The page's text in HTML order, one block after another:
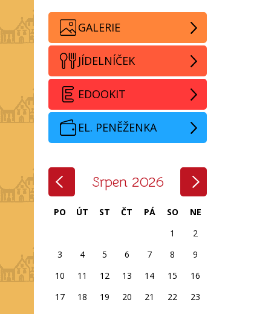
GALERIE
JÍDELNÍČEK
EDOOKIT
EL. PENĚŽENKA
Srpen 2026
PO ÚT ST ČT PÁ SO
NE
1
2
3
4 5 6 7 8
9
10
11 12 13 14 15
16
17
18 19 20 21 22
23